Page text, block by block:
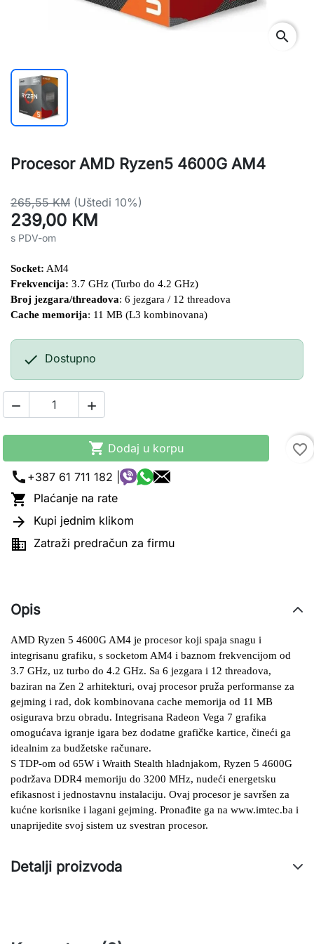
search
Procesor AMD Ryzen5 4600G AM4
265,55 KM (Uštedi 10%)
239,00 KM
s PDV-om
Socket: AM4
Frekvencija: 3.7 GHz (Turbo do 4.2 GHz)
Broj jezgara/threadova: 6 jezgara / 12 threadova
Cache memorija: 11 MB (L3 kombinovana)
 Dostupno
 
 Dodaj u korpu
favorite_border
call +387 61 711 182 |
 Plaćanje na rate
 Kupi jednim klikom
 Zatraži predračun za firmu
Opis
AMD Ryzen 5 4600G AM4 je procesor koji spaja snagu i
integrisanu grafiku, s socketom AM4 i baznom frekvencijom od
3.7 GHz, uz turbo do 4.2 GHz. Sa 6 jezgara i 12 threadova,
baziran na Zen 2 arhitekturi, ovaj procesor pruža performanse za
gejming i rad, dok kombinovana cache memorija od 11 MB
osigurava brzu obradu. Integrisana Radeon Vega 7 grafika
omogućava igranje igara bez dodatne grafičke kartice, čineći ga
idealnim za budžetske računare.
S TDP-om od 65W i Wraith Stealth hladnjakom, Ryzen 5 4600G
podržava DDR4 memoriju do 3200 MHz, nudeći energetsku
efikasnost i jednostavnu instalaciju. Ovaj procesor je savršen za
kućne korisnike i lagani gejming. Pronađite ga na www.imtec.ba i
unaprijedite svoj sistem uz svestran procesor.
Detalji proizvoda